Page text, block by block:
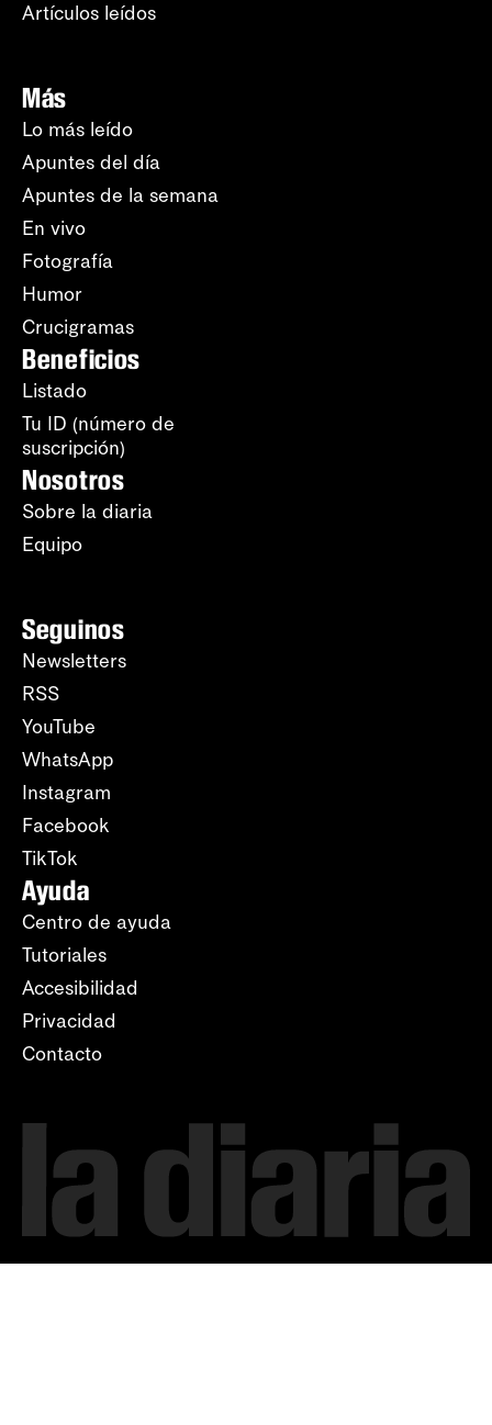
Artículos leídos
Más
Lo más leído
Apuntes del día
Apuntes de la semana
En vivo
Fotografía
Humor
Crucigramas
Beneficios
Listado
Tu ID (número de
suscripción)
Nosotros
Sobre la diaria
Equipo
Seguinos
Newsletters
RSS
YouTube
WhatsApp
Instagram
Facebook
TikTok
Ayuda
Centro de ayuda
Tutoriales
Accesibilidad
Privacidad
Contacto